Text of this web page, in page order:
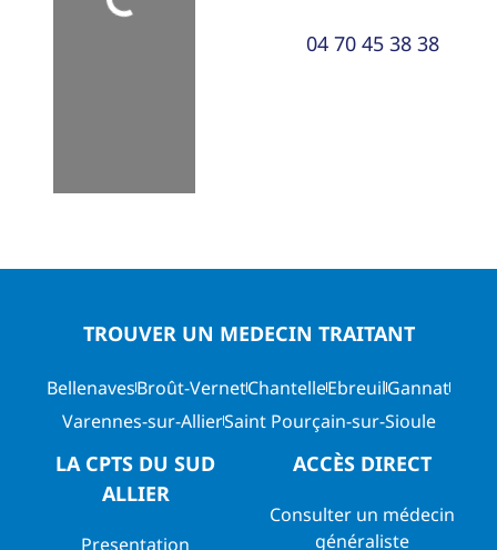
Loading... 04 70 45 38 38
TROUVER UN MEDECIN TRAITANT
BellenavesBroût-VernetChantelleEbreuilGannat
Varennes-sur-AllierSaint Pourçain-sur-Sioule
LA CPTS DU SUD
ALLIER
Presentation
ACCÈS DIRECT
Consulter un médecin
généraliste